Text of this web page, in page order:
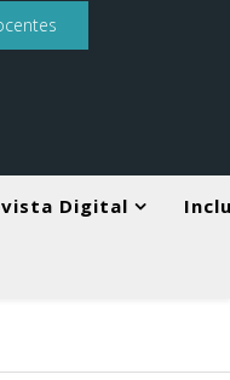
Digital